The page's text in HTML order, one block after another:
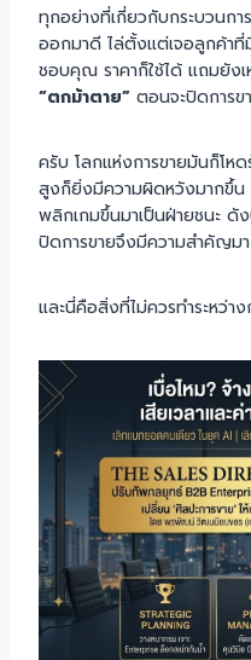
ทุกอย่างที่เกี่ยวกับกระบวนกา
ออกมาดี ไล่ตั้งแต่เจอลูกค้า
ชอบคุณ ราคาก็ใช้ได้ แถมยัง
“ตกม้าตาย” ตอนจะปิดการ
ครับ โลกแห่งการขายมันก็โห
สูงก็ยิ่งมีความผิดหวังมากขึ้น
พลิกเกมขึ้นมาเป็นฝ่ายชนะ ดั
ปิดการขายจึงมีความสำคัญม
และนี่คือสิ่งที่ไม่ควรทำระหว่า